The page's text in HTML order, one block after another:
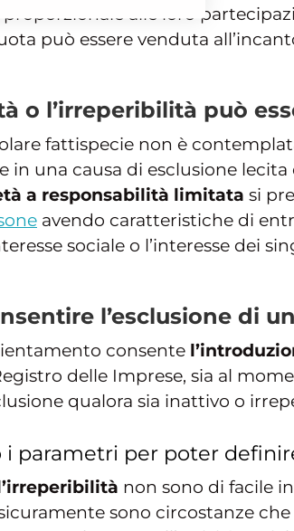
alle loro
può essere venduta
o l’irreperibilità può
fattispecie non è
in una causa di esclusione
a responsabilità limitata si
avendo caratteristiche di
sociale o l’interesse dei
l’esclusione di
consente
delle Imprese, sia al
qualora sia inattivo o
i parametri per poter
non sono di facile
sono circostanze